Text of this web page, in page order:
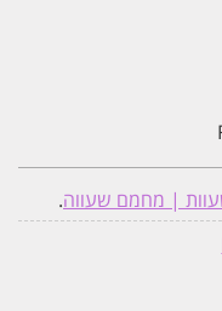
| מחמם שעווה.